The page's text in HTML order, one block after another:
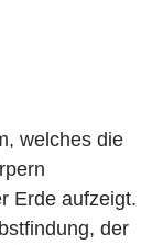
welches die
Erde aufzeigt.
der